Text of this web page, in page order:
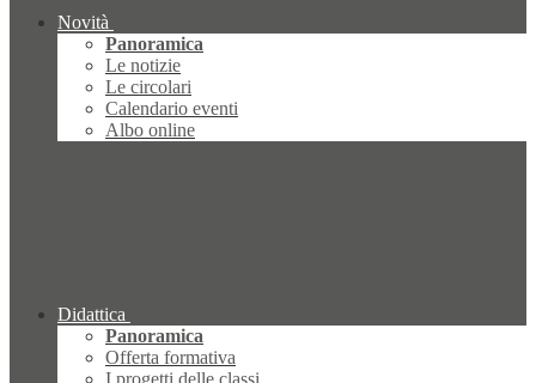
Novità
Panoramica
Le notizie
Le circolari
Calendario eventi
Albo online
Didattica
Panoramica
Offerta formativa